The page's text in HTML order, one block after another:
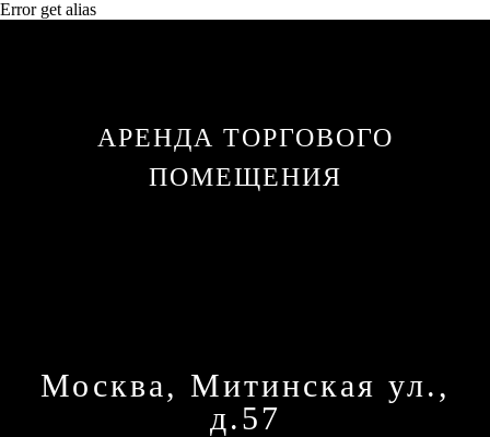
Error get alias
Москва, Митинская ул.,
д.57
АРЕНДА ТОРГОВОГО
ПОМЕЩЕНИЯ